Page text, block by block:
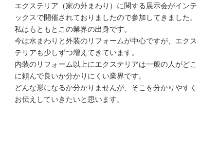
エクステリア（家の外まわり）に関する展示会がインテ
ックスで開催されておりましたので参加してきました。
私はもともとこの業界の出身です。
今は水まわりと外装のリフォームが中心ですが、エクス
テリアも少しずつ増えてきています。
内装のリフォーム以上にエクステリアは一般の人がどこ
に頼んで良いか分かりにくい業界です。
どんな形になるか分かりませんが、そこを分かりやすく
お伝えしていきたいと思います。